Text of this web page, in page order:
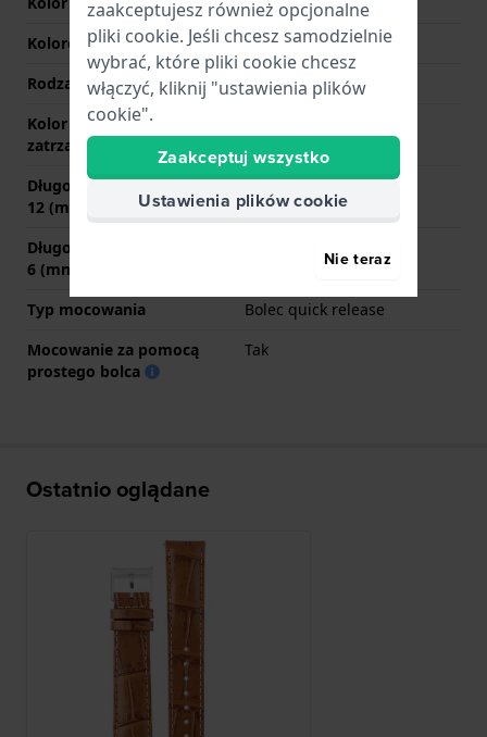
Kolorowe szwy
brązowy
Rodzaj zapięcia
Sprzączka
Kolor zapięcia
zatrzaskowego
Długość paska na godzinie
12 (mm)
70 mm
Długość paska na godzinie
6 (mm)
Typ mocowania
Bolec quick release
Mocowanie za pomocą
prostego bolca
Tak
Ostatnio oglądane
zaakceptujesz również opcjonalne
pliki cookie. Jeśli chcesz samodzielnie
wybrać, które pliki cookie chcesz
włączyć, kliknij "ustawienia plików
cookie".
Zaakceptuj wszystko
Ustawienia plików cookie
Nie teraz